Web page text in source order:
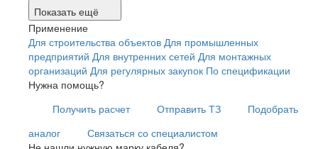
Показать ещё
Применение
Для строительства объектов Для промышленных
предприятий Для внутренних сетей Для монтажных
организаций Для регулярных закупок По спецификации
Нужна помощь?
Получить расчет
Отправить ТЗ
Подобрать
аналог
Связаться со специалистом